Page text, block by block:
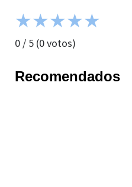
★★★★★
0 / 5 (0votos)
Recomendados